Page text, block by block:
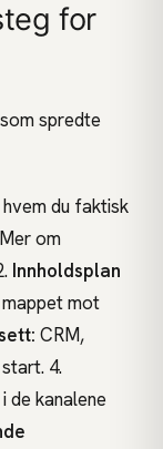
for
spredte
du faktisk
om
Innholdsplan
mot
CRM,
4.
de kanalene